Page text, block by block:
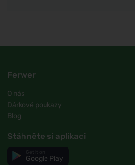
Ferwer
O nás
Dárkové poukazy
Blog
Stáhněte si aplikaci
Google Play